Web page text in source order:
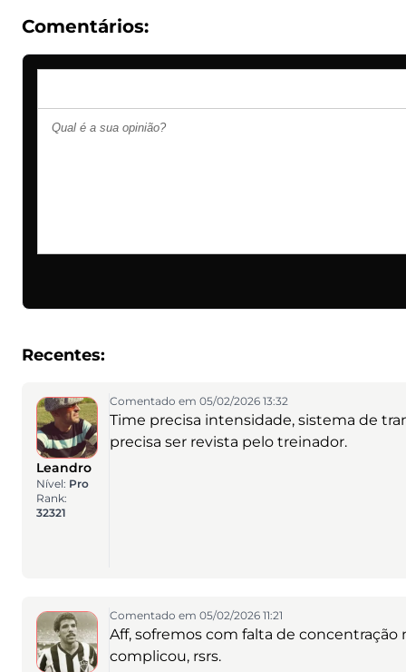
Comentários:
Recentes:
Leandro
Nível: Pro
Rank:
32321
Comentado em 05/02/2026 13:32
Time precisa intensidade, sistema de
precisa ser revista pelo treinador.
Comentado em 05/02/2026 11:21
Aff, sofremos com falta de
complicou, rsrs.